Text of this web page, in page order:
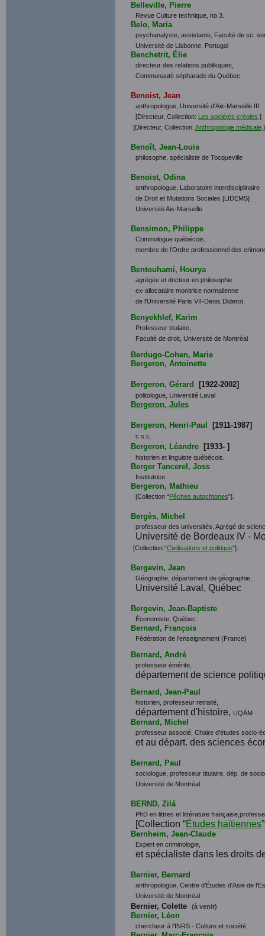
Belleville, Pierre
Revue Culture technique, no 3.
Belo, Maria
psychanalyste, assistante, Faculté de sc.
Université de Lisbonne, Portugal
Benchetrit, Élie
directeur des relations publikques,
Communauté sépharade du Québec
Benoist, Jean
anthropologue, Université d'Aix-Marseille III
[Directeur, Collection: Les sociétés créoles .]
[Directeur, Collection: Anthropologie médicale .]
Benoît, Jean-Louis
philosophe, spécialiste de Tocqueville
Benoist, Odina
anthropologue, Laboratoire interdisciplinaire
de Droit et Mutations Sociales [LIDEMS]
Université Aix-Marseille
Bensimon, Philippe
Criminologue québécois,
membre de l'Ordre professionnel des
Bentouhami, Hourya
agrégée et docteur en philosophie
ex-allocataire monitrice normalienne
de l'Université Paris VII-Denis Diderot.
Benyekhlef, Karim
Professeur titulaire,
Faculté de droit, Université de Montréal
Berdugo-Cohen, Marie
Bergeron, Antoinette
Bergeron, Gérard [1922-2002]
politologue, Université Laval
Bergeron, Jules
Bergeron, Henri-Paul [1911-1987]
c.s.c.
Bergeron, Léandre [1933- ]
historien et linguiste québécois.
Berger Tancerel, Joss
Institutrice.
Bergeron, Mathieu
[Collection “Pêches autochtones”].
Bergès, Michel
professeur des universités, Agrégé de
Université de Bordeaux IV -
[Collection “Civilisations et politique”].
Bergevin, Jean
Géographe, département de géographie,
Université Laval, Québec
Bergevin, Jean-Baptiste
Économiste, Québec.
Bernard, François
Fédération de l'enseignement (France)
Bernard, André
professeur émérite,
département de science
Bernard, Jean-Paul
historien, professeur retraité,
département d'histoire, UQÀM
Bernard, Michel
professeur associé, Chaire d'études socio-
et au départ. des sciences
Bernard, Paul
sociologue, professeur titulaire, dép. de
Université de Montréal
BERND, Zilá
PhD en littres et littérature
[Collection “Études haïtiennes”
Bernheim, Jean-Claude
Expert en criminologie,
et spécialiste dans les droits
Bernier, Bernard
anthropologue, Centre d'Études d'Asie de
Université de Montréal
Bernier, Colette (à venir)
Bernier, Léon
chercheur à l'INRS - Culture et société